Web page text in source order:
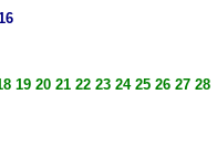
19 20 21 22 23 24 25 26 27 28